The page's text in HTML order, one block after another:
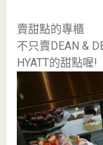
賣甜點的專櫃
不只賣DEAN &
HYATT的甜點喔!